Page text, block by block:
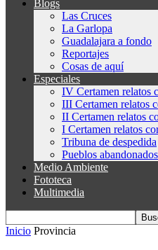
Blogs
Las Cruces
La Garlopa
Guadalajara a fondo
Reportajes
Cosas de aquí
Especiales
IV Certamen relatos
III Certamen relatos
II Certamen relatos
I Certamen relatos
Tribuna de despedida
Pueblos
Medio Ambiente
Fototeca
Multimedia
Inicio Provincia